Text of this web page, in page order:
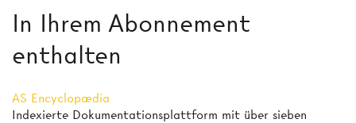
In Ihrem Abonnement
enthalten
AS Encyclopædia
Indexierte Dokumentationsplattform mit über sieben